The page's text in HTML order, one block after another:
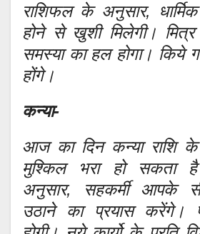
राशिफल के अनुसार, धार्मिक
होने से खुशी मिलेगी।
समस्या का हल होगा। किये
होंगे।
कन्या-
आज का दिन कन्या राशि
मुश्किल भरा हो सकता
अनुसार, सहकर्मी आपके
उठाने का प्रयास करेंगे।